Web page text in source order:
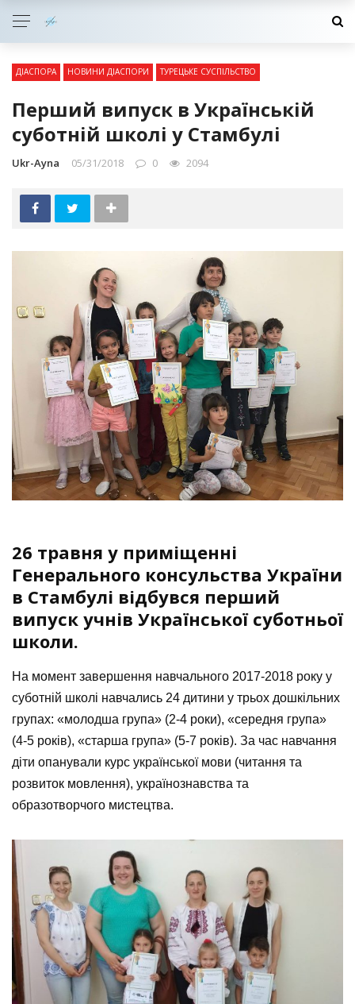
ДІАСПОРА НОВИНИ ДІАСПОРИ ТУРЕЦЬКЕ СУСПІЛЬСТВО
Перший випуск в Українській
суботній школі у Стамбулі
Ukr-Ayna 05/31/2018 0 2094
26 травня у приміщенні
Генерального консульства України
в Стамбулі відбувся перший
випуск учнів Української суботньої
школи.
На момент завершення навчального 2017-2018 року у
суботній школі навчались 24 дитини у трьох дошкільних
групах: «молодша група» (2-4 роки), «середня група»
(4-5 років), «старша група» (5-7 років). За час навчання
діти опанували курс української мови (читання та
розвиток мовлення), українознавства та
образотворчого мистецтва.